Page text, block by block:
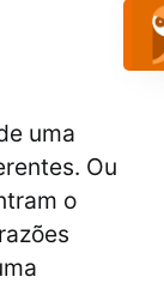
uma
Ou
o